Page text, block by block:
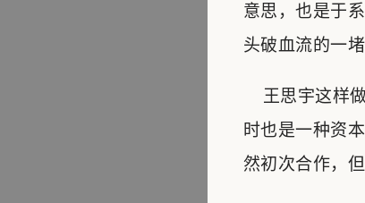
意思，也是于
头破血流的一
王思宇这样
时也是一种资
然初次合作，